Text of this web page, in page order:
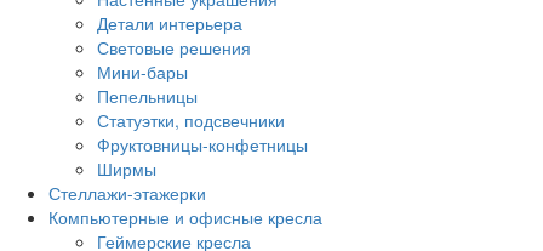
Детали интерьера
Световые решения
Мини-бары
Пепельницы
Статуэтки, подсвечники
Фруктовницы-конфетницы
Ширмы
Стеллажи-этажерки
Компьютерные и офисные кресла
Геймерские кресла